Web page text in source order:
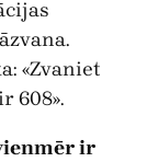
«Zvaniet
608».
ir